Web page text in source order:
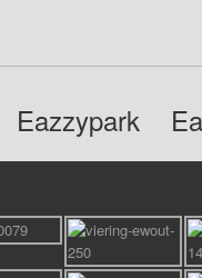
Eazzypark